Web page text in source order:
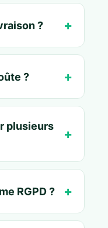
?
?
plusieurs
RGPD ?